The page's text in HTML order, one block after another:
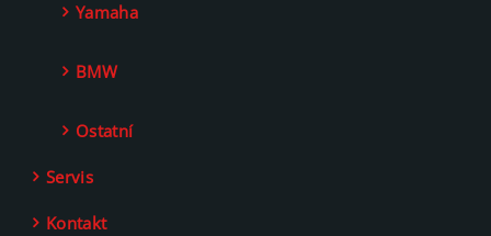
Yamaha
BMW
Ostatní
Servis
Kontakt